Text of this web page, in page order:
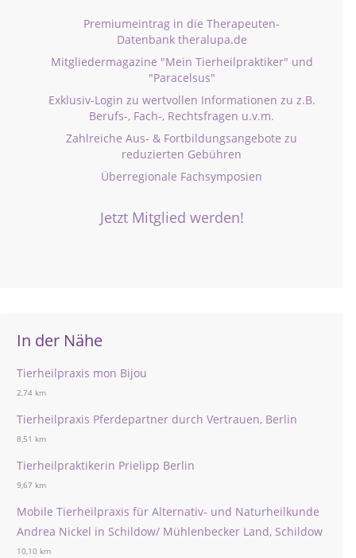
Premiumeintrag in die Therapeuten-
Datenbank theralupa.de
Mitgliedermagazine "Mein Tierheilpraktiker" und
"Paracelsus"
Exklusiv-Login zu wertvollen Informationen zu z.B.
Berufs-, Fach-, Rechtsfragen u.v.m.
Zahlreiche Aus- & Fortbildungsangebote zu
reduzierten Gebühren
Überregionale Fachsymposien
Jetzt Mitglied werden!
In der Nähe
Tierheilpraxis mon Bijou
2,74 km
Tierheilpraxis Pferdepartner durch Vertrauen, Berlin
8,51 km
Tierheilpraktikerin Prielipp Berlin
9,67 km
Mobile Tierheilpraxis für Alternativ- und Naturheilkunde
Andrea Nickel in Schildow/ Mühlenbecker Land, Schildow
10,10 km